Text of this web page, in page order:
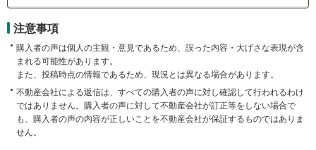
注意事項
購入者の声は個人の主観・意見であるため、誤った内容・大げさな表現が含
まれる可能性があります。
また、投稿時点の情報であるため、現況とは異なる場合があります。
不動産会社による返信は、すべての購入者の声に対し確認して行われるわけ
ではありません。購入者の声に対して不動産会社が訂正等をしない場合で
も、購入者の声の内容が正しいことを不動産会社が保証するものではありま
せん。